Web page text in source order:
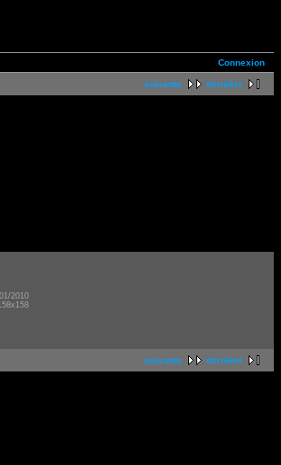
Connexion
suivante dernière
2010
suivante dernière